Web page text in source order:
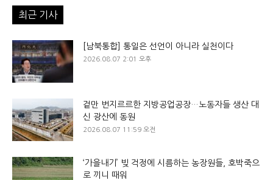
최근 기사
[남북통합] 통일은 선언이 아니라 실천이다
2026.08.07 2:01 오후
겉만 번지르르한 지방공업공장…노동자들 생산 대
신 광산에 동원
2026.08.07 11:59 오전
‘가을내기’ 빚 걱정에 시름하는 농장원들, 호박죽으
로 끼니 때워